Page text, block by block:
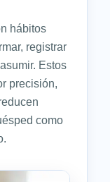
hábitos
registrar
Estos
precisión,
como